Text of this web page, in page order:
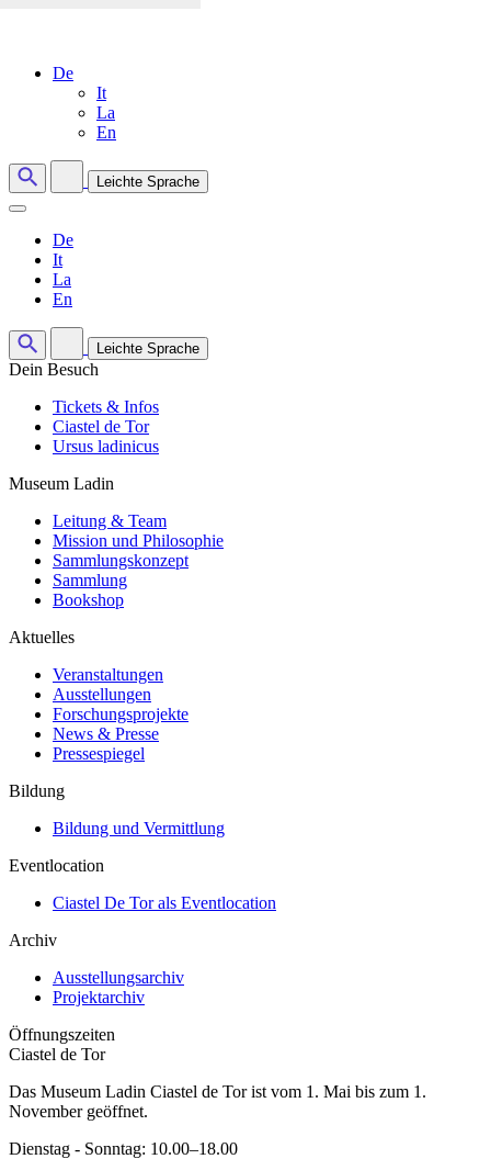
De
It
La
En
Leichte Sprache
De
It
La
En
Leichte Sprache
Dein Besuch
Tickets & Infos
Ciastel de Tor
Ursus ladinicus
Museum Ladin
Leitung & Team
Mission und Philosophie
Sammlungskonzept
Sammlung
Bookshop
Aktuelles
Veranstaltungen
Ausstellungen
Forschungsprojekte
News & Presse
Pressespiegel
Bildung
Bildung und Vermittlung
Eventlocation
Ciastel De Tor als Eventlocation
Archiv
Ausstellungsarchiv
Projektarchiv
Öffnungszeiten
Ciastel de Tor
Das Museum Ladin Ciastel de Tor ist vom 1. Mai bis zum 1.
November geöffnet.
Dienstag - Sonntag: 10.00–18.00